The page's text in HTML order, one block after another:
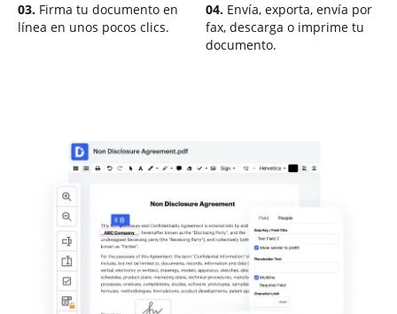
03. Firma tu documento en
línea en unos pocos clics.
04. Envía, exporta, envía por
fax, descarga o imprime tu
documento.